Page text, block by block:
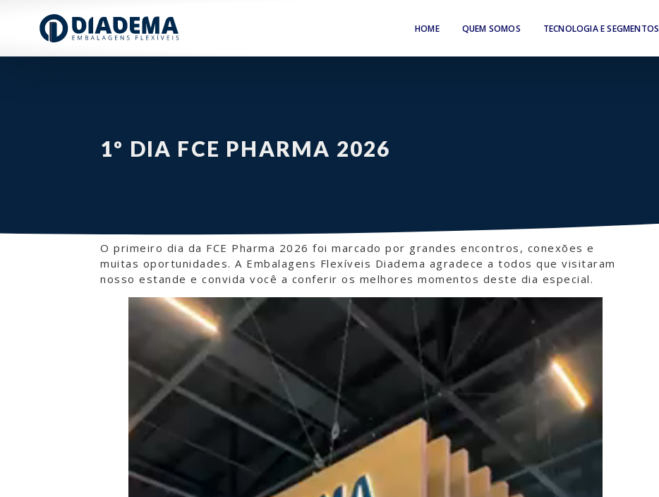
HOME QUEM SOMOS TECNOLOGIA E SEGMENTOS
1º DIA FCE PHARMA 2026
O primeiro dia da FCE Pharma 2026 foi marcado por grandes encontros, conexões e
muitas oportunidades. A Embalagens Flexíveis Diadema agradece a todos que visitaram
nosso estande e convida você a conferir os melhores momentos deste dia especial.